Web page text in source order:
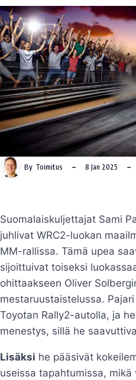
By Toimitus 8 Jan 2025
Suomalaiskuljettajat Sami
juhlivat WRC2-luokan
MM-rallissa. Tämä upea
sijoittuivat toiseksi
ohittaakseen Oliver
mestaruustaistelussa.
Toyotan Rally2-autolla, ja
menestys, sillä he
Lisäksi he pääsivät
useissa tapahtumissa, mikä